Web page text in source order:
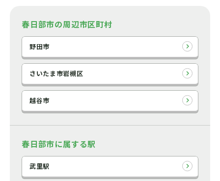
春日部市の周辺市区町村
野田市
さいたま市岩槻区
越谷市
春日部市に属する駅
武里駅